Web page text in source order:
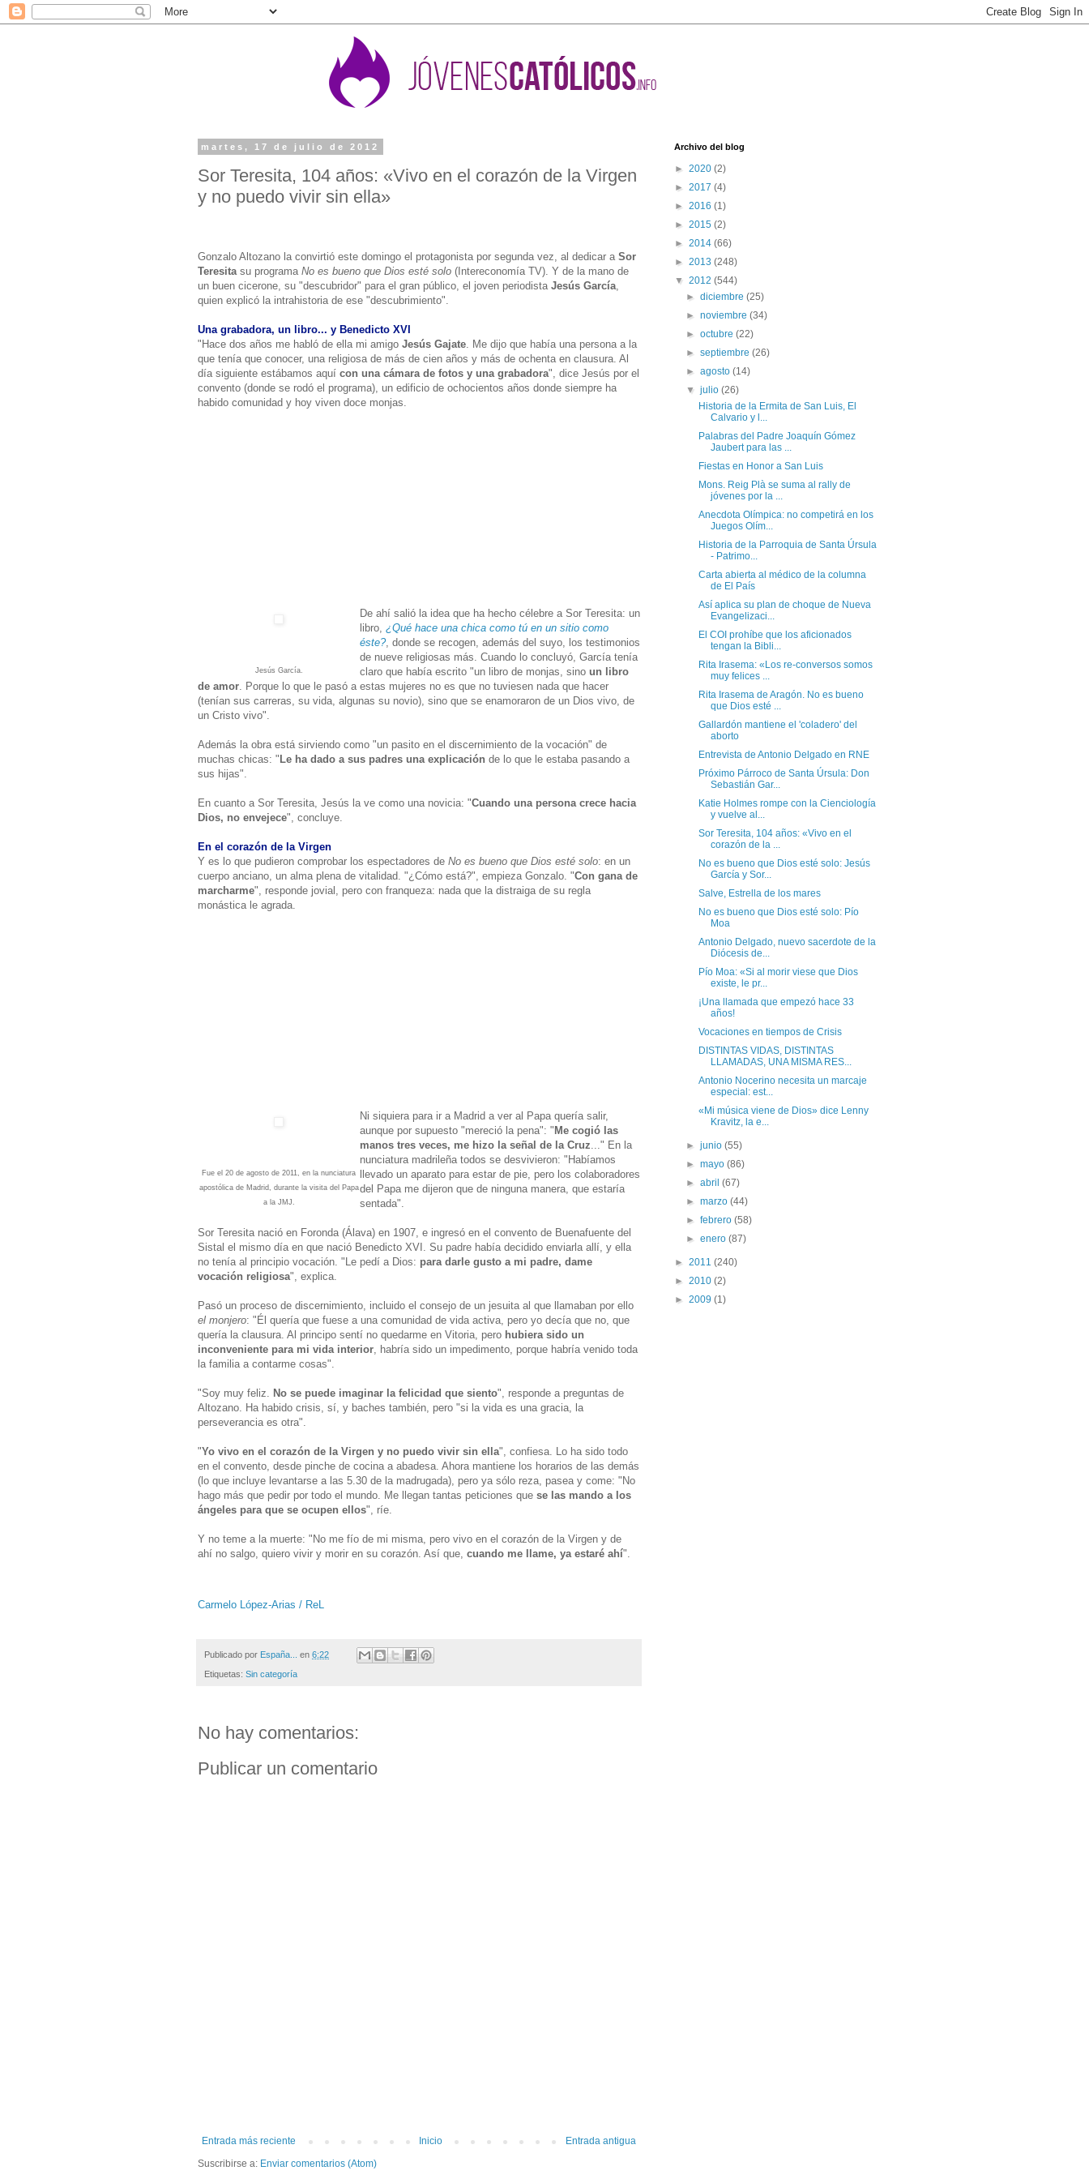
martes, 17 de julio de 2012
Sor Teresita, 104 años: «Vivo en el corazón de la Virgen
y no puedo vivir sin ella»
Gonzalo Altozano la convirtió este domingo el protagonista por segunda vez, al dedicar a Sor
Teresita su programa No es bueno que Dios esté solo (Intereconomía TV). Y de la mano de
un buen cicerone, su "descubridor" para el gran público, el joven periodista Jesús García
quien explicó la intrahistoria de ese "descubrimiento".
Una grabadora, un libro... y Benedicto XVI
"Hace dos años me habló de ella mi amigo Jesús Gajate . Me dijo que había una persona a la
que tenía que conocer, una religiosa de más de cien años y más de ochenta en clausura. Al
día siguiente estábamos aquí con una cámara de fotos y una grabadora", dice Jesús por el
convento (donde se rodó el programa), un edificio de ochocientos años donde siempre ha
habido comunidad y hoy viven doce monjas.
Jesús García.
De ahí salió la idea que ha hecho célebre a Sor Teresita: un
libro, ¿Qué hace una chica como tú en un sitio como
éste?, donde se recogen, además del suyo, los testimonios
de nueve religiosas más. Cuando lo concluyó, García tenía
claro que había escrito "un libro de monjas, sino un libro
de amor. Porque lo que le pasó a estas mujeres no es que no tuviesen nada que hacer
(tenían sus carreras, su vida, algunas su novio), sino que se enamoraron de un Dios vivo, de
un Cristo vivo".
Además la obra está sirviendo como "un pasito en el discernimiento de la vocación" de
muchas chicas: " Le ha dado a sus padres una explicación de lo que le estaba pasando a
sus hijas".
En cuanto a Sor Teresita, Jesús la ve como una novicia: "Cuando una persona crece hacia
Dios, no envejece", concluye.
En el corazón de la Virgen
Y es lo que pudieron comprobar los espectadores de No es bueno que Dios esté solo: en un
cuerpo anciano, un alma plena de vitalidad. "¿Cómo está?", empieza Gonzalo. "Con gana de
marcharme", responde jovial, pero con franqueza: nada que la distraiga de su regla
monástica le agrada.
Fue el 20 de agosto de 2011, en la nunciatura
apostólica de Madrid, durante la visita del Papa
a la JMJ.
Ni siquiera para ir a Madrid a ver al Papa quería salir,
aunque por supuesto "mereció la pena": " Me cogió las
manos tres veces, me hizo la señal de la Cruz..." En la
nunciatura madrileña todos se desvivieron: "Habíamos
llevado un aparato para estar de pie, pero los colaboradores
del Papa me dijeron que de ninguna manera, que estaría
sentada".
Sor Teresita nació en Foronda (Álava) en 1907, e ingresó en el convento de Buenafuente del
Sistal el mismo día en que nació Benedicto XVI. Su padre había decidido enviarla allí, y ella
no tenía al principio vocación. "Le pedí a Dios: para darle gusto a mi padre, dame
vocación religiosa", explica.
Pasó un proceso de discernimiento, incluido el consejo de un jesuita al que llamaban por ello
el monjero: "Él quería que fuese a una comunidad de vida activa, pero yo decía que no, que
quería la clausura. Al principo sentí no quedarme en Vitoria, pero hubiera sido un
inconveniente para mi vida interior, habría sido un impedimento, porque habría venido toda
la familia a contarme cosas".
"Soy muy feliz. No se puede imaginar la felicidad que siento", responde a preguntas de
Altozano. Ha habido crisis, sí, y baches también, pero "si la vida es una gracia, la
perseverancia es otra".
"Yo vivo en el corazón de la Virgen y no puedo vivir sin ella", confiesa. Lo ha sido todo
en el convento, desde pinche de cocina a abadesa. Ahora mantiene los horarios de las demás
(lo que incluye levantarse a las 5.30 de la madrugada), pero ya sólo reza, pasea y come: "No
hago más que pedir por todo el mundo. Me llegan tantas peticiones que se las mando a los
ángeles para que se ocupen ellos", ríe.
Y no teme a la muerte: "No me fío de mi misma, pero vivo en el corazón de la Virgen y de
ahí no salgo, quiero vivir y morir en su corazón. Así que, cuando me llame, ya estaré ahí".
Carmelo López-Arias / ReL
Publicado por España... en 6:22
Etiquetas: Sin categoría
No hay comentarios:
Publicar un comentario
Entrada más reciente Entrada antigua
Inicio
Suscribirse a: Enviar comentarios (Atom)
Archivo del blog
► 2020 (2)
► 2017 (4)
► 2016 (1)
► 2015 (2)
► 2014 (66)
► 2013 (248)
▼ 2012 (544)
►diciembre(25)
►noviembre(34)
►octubre(22)
►septiembre(26)
►agosto(14)
▼julio(26)
Historia de la Ermita de San Luis, El
Calvario y l...
Palabras del Padre Joaquín Gómez
Jaubert para las ...
Fiestas en Honor a San Luis
Mons. Reig Plà se suma al rally de
jóvenes por la ...
Anecdota Olímpica: no competirá en los
Juegos Olím...
Historia de la Parroquia de Santa Úrsula
- Patrimo...
Carta abierta al médico de la columna
de El País
Así aplica su plan de choque de Nueva
Evangelizaci...
El COI prohíbe que los aficionados
tengan la Bibli...
Rita Irasema: «Los re-conversos somos
muy felices ...
Rita Irasema de Aragón. No es bueno
que Dios esté ...
Gallardón mantiene el 'coladero' del
aborto
Entrevista de Antonio Delgado en RNE
Próximo Párroco de Santa Úrsula: Don
Sebastián Gar...
Katie Holmes rompe con la Cienciología
y vuelve al...
Sor Teresita, 104 años: «Vivo en el
corazón de la ...
No es bueno que Dios esté solo: Jesús
García y Sor...
Salve, Estrella de los mares
No es bueno que Dios esté solo: Pío
Moa
Antonio Delgado, nuevo sacerdote de la
Diócesis de...
Pío Moa: «Si al morir viese que Dios
existe, le pr...
¡Una llamada que empezó hace 33
años!
Vocaciones en tiempos de Crisis
DISTINTAS VIDAS, DISTINTAS
LLAMADAS, UNA MISMA RES...
Antonio Nocerino necesita un marcaje
especial: est...
«Mi música viene de Dios» dice Lenny
Kravitz, la e...
►junio(55)
►mayo(86)
►abril(67)
►marzo(44)
►febrero(58)
►enero(87)
► 2011 (240)
► 2010 (2)
► 2009 (1)